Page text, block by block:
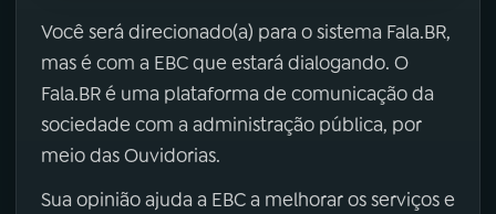
Você será direcionado(a) para o sistema Fala.BR,
mas é com a EBC que estará dialogando. O
Fala.BR é uma plataforma de comunicação da
sociedade com a administração pública, por
meio das Ouvidorias.
Sua opinião ajuda a EBC a melhorar os serviços e